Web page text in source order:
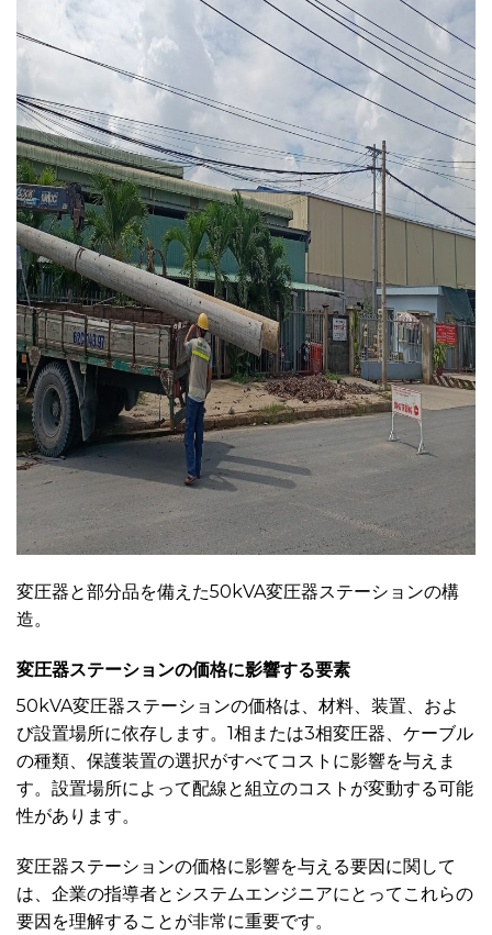
変圧器と部分品を備えた50kVA変圧器ステーションの構
造。
変圧器ステーションの価格に影響する要素
50kVA変圧器ステーションの価格は、材料、装置、およ
び設置場所に依存します。1相または3相変圧器、ケーブル
の種類、保護装置の選択がすべてコストに影響を与えま
す。設置場所によって配線と組立のコストが変動する可能
性があります。
変圧器ステーションの価格に影響を与える要因に関して
は、企業の指導者とシステムエンジニアにとってこれらの
要因を理解することが非常に重要です。